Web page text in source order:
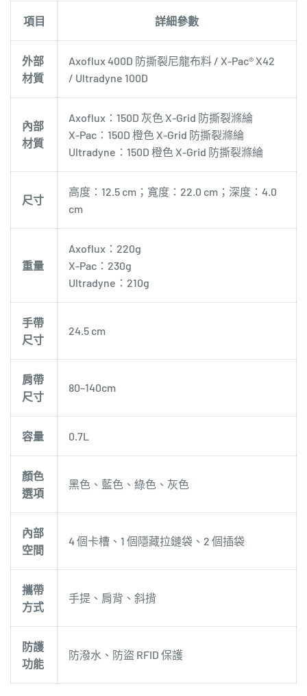
項目 詳細參數
外部
材質
Axoflux 400D 防撕裂尼龍布料 / X-Pac® X42
/ Ultradyne 100D
內部
材質
Axoflux：150D 灰色 X-Grid 防撕裂滌綸
X-Pac：150D 橙色 X-Grid 防撕裂滌綸
Ultradyne：150D 橙色 X-Grid 防撕裂滌綸
尺寸
高度：12.5 cm；寬度：22.0 cm；深度：4.0
cm
重量
Axoflux：220g
X-Pac：230g
Ultradyne：210g
手帶
尺寸
24.5 cm
肩帶
尺寸
80–140cm
容量 0.7L
顏色
選項
黑色、藍色、綠色、灰色
內部
空間
4 個卡槽、1 個隱藏拉鏈袋、2 個插袋
攜帶
方式
手提、肩背、斜揹
防護
功能
防潑水、防盜 RFID 保護